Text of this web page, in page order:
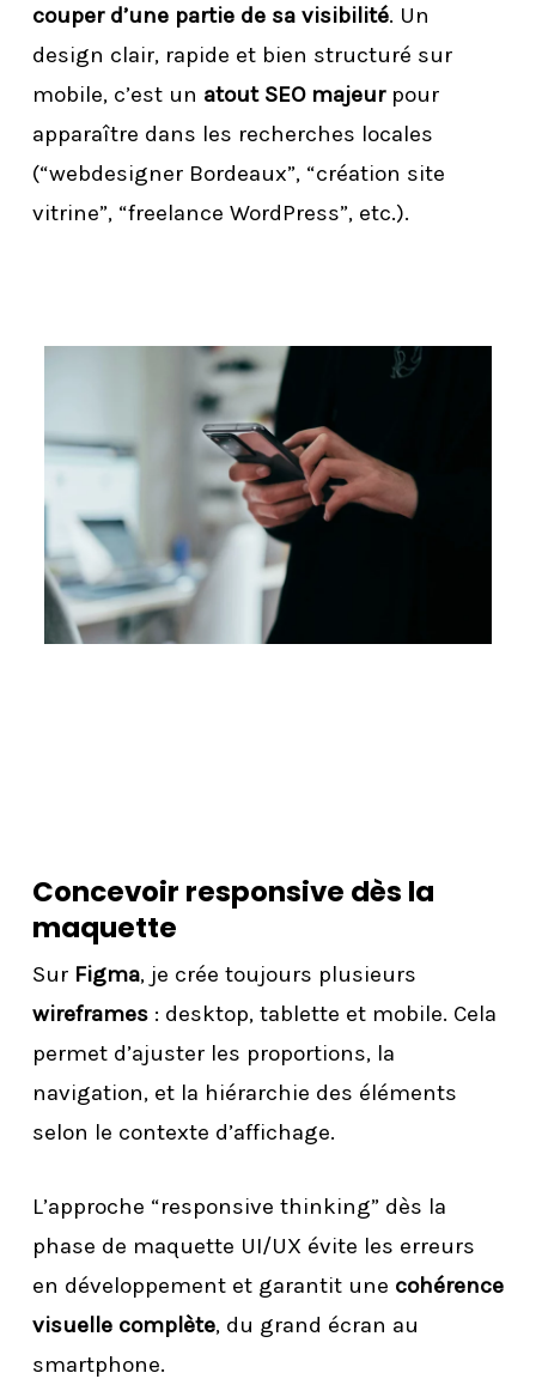
couper d’une partie de sa visibilité. Un
design clair, rapide et bien structuré sur
mobile, c’est un atout SEO majeurpour
apparaître dans les recherches locales
(“webdesigner Bordeaux”, “création site
vitrine”, “freelance WordPress”, etc.).
Concevoir responsive dès la
maquette
Sur Figma, je crée toujours plusieurs
wireframes: desktop, tablette et mobile. Cela
permet d’ajuster les proportions, la
navigation, et la hiérarchie des éléments
selon le contexte d’affichage.
L’approche “responsive thinking” dès la
phase de maquette UI/UX évite les erreurs
en développement et garantit une cohérence
visuelle complète, du grand écran au
smartphone.